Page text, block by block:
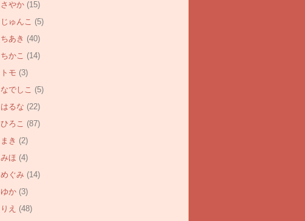
さやか (15)
じゅんこ (5)
ちあき (40)
ちかこ (14)
トモ (3)
なでしこ (5)
はるな (22)
ひろこ (87)
まき (2)
みほ (4)
めぐみ (14)
ゆか (3)
りえ (48)